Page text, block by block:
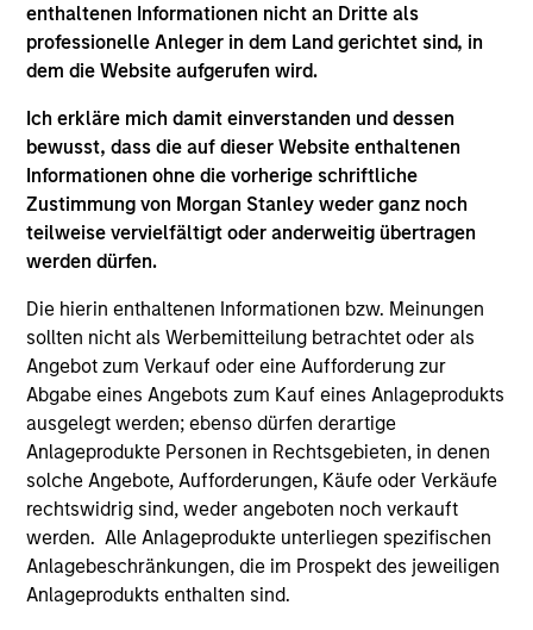
enthaltenen Informationen nicht an Dritte als
professionelle Anleger in dem Land gerichtet sind, in
dem die Website aufgerufen wird.
Ich erkläre mich damit einverstanden und dessen
bewusst, dass die auf dieser Website enthaltenen
Informationen ohne die vorherige schriftliche
Zustimmung von Morgan Stanley weder ganz noch
teilweise vervielfältigt oder anderweitig übertragen
werden dürfen.
Die hierin enthaltenen Informationen bzw. Meinungen
sollten nicht als Werbemitteilung betrachtet oder als
Angebot zum Verkauf oder eine Aufforderung zur
Abgabe eines Angebots zum Kauf eines Anlageprodukts
ausgelegt werden; ebenso dürfen derartige
Anlageprodukte Personen in Rechtsgebieten, in denen
solche Angebote, Aufforderungen, Käufe oder Verkäufe
rechtswidrig sind, weder angeboten noch verkauft
werden. Alle Anlageprodukte unterliegen spezifischen
Anlagebeschränkungen, die im Prospekt des jeweiligen
Anlageprodukts enthalten sind.
Aktien
Aktienstrategien mit globaler
Reichweite und lokaler Expertise
Rentenfonds
Aktive festverzinsliche Angebote, die in
den weltweiten Anleihenmärkten
investieren